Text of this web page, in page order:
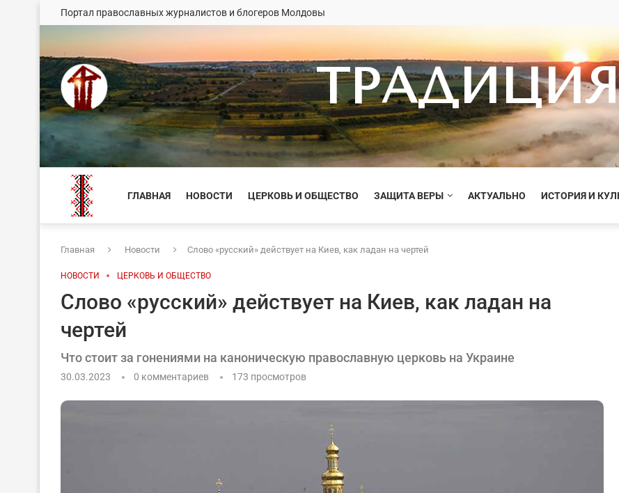
Портал православных журналистов и блогеров Молдовы
ТРАДИЦИЯ
ГЛАВНАЯ НОВОСТИ ЦЕРКОВЬ И ОБЩЕСТВО ЗАЩИТА ВЕРЫ АКТУАЛЬНО ИСТОРИЯ И
Главная Новости Слово «русский» действует на Киев, как ладан на чертей
НОВОСТИ ЦЕРКОВЬ И ОБЩЕСТВО
Слово «русский» действует на Киев, как ладан на
чертей
Что стоит за гонениями на каноническую православную церковь на Украине
30.03.2023 0 комментариев 173 просмотров